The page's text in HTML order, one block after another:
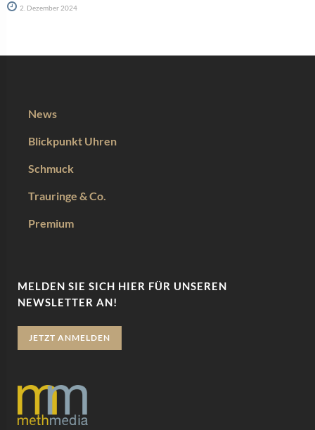
2. Dezember 2024
News
Blickpunkt Uhren
Schmuck
Trauringe & Co.
Premium
MELDEN SIE SICH HIER FÜR UNSEREN
NEWSLETTER AN!
JETZT ANMELDEN